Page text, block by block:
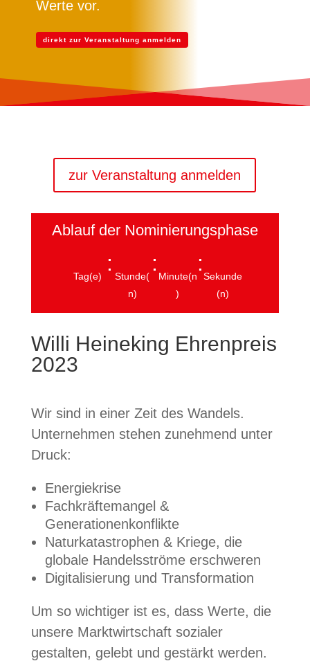
Werte vor.
direkt zur Veranstaltung anmelden
zur Veranstaltung anmelden
Ablauf der Nominierungsphase
Tag(e)
:
Stunde(
n)
:
Minute(n
)
:
Sekunde
(n)
Willi Heineking Ehrenpreis
2023
Wir sind in einer Zeit des Wandels.
Unternehmen stehen zunehmend unter
Druck:
Energiekrise
Fachkräftemangel &
Generationenkonflikte
Naturkatastrophen & Kriege, die
globale Handelsströme erschweren
Digitalisierung und Transformation
Um so wichtiger ist es, dass Werte, die
unsere Marktwirtschaft sozialer
gestalten, gelebt und gestärkt werden.